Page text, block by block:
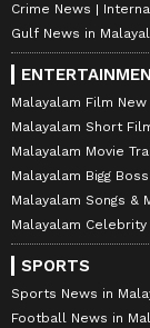
Crime News
Gulf News in
Malayalam Film New
Malayalam Short
Malayalam Movie
Malayalam Bigg Boss
Malayalam Songs &
Malayalam
SPORTS
Sports News in
Football News in